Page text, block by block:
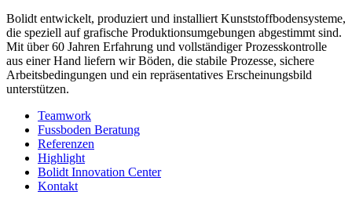
Bolidt entwickelt, produziert und installiert Kunststoffbodensysteme,
die speziell auf grafische Produktionsumgebungen abgestimmt sind.
Mit über 60 Jahren Erfahrung und vollständiger Prozesskontrolle
aus einer Hand liefern wir Böden, die stabile Prozesse, sichere
Arbeitsbedingungen und ein repräsentatives Erscheinungsbild
unterstützen.
Teamwork
Fussboden Beratung
Referenzen
Highlight
Bolidt Innovation Center
Kontakt